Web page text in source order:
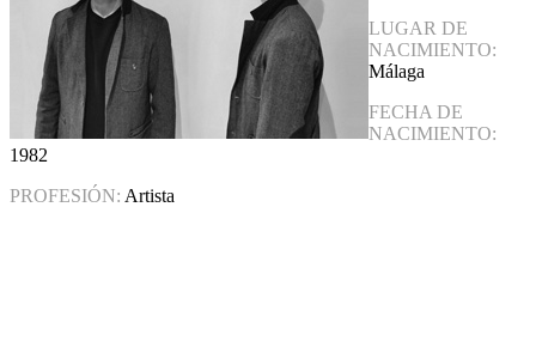
LUGAR DE
NACIMIENTO:
Málaga
FECHA DE
NACIMIENTO:
1982
PROFESIÓN: Artista